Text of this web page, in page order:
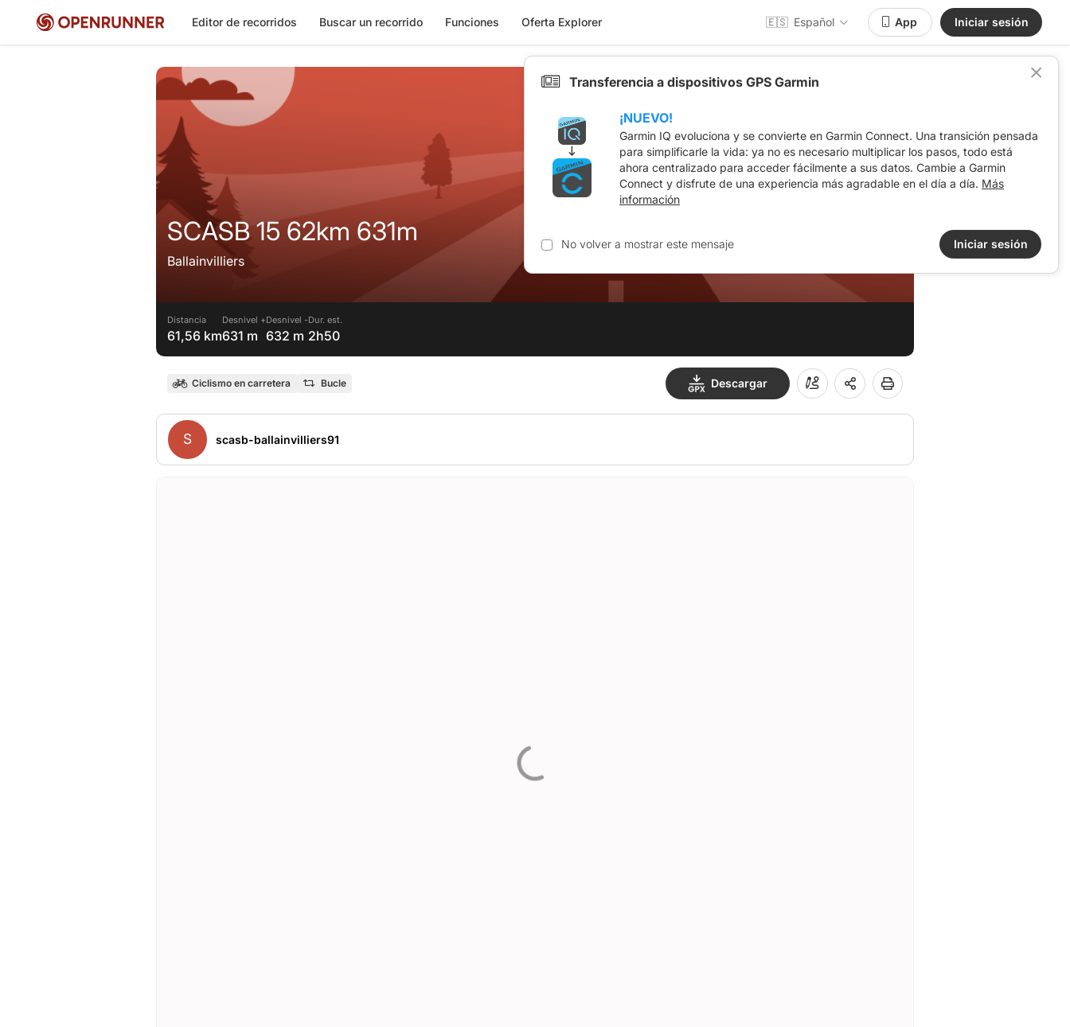
Editor de recorridos Buscar un recorrido Funciones Oferta Explorer 🇪🇸 Español App Iniciar sesión
SCASB 15 62km 631m
Ballainvilliers
Distancia
61,56 km
Desnivel +
631 m
Desnivel -
632 m
Dur. est.
2h50
Ciclismo en carretera Bucle Descargar
S scasb-ballainvilliers91
Transferencia a dispositivos GPS Garmin
¡NUEVO!
Garmin IQ evoluciona y se convierte en Garmin Connect. Una transición pensada
para simplificarle la vida: ya no es necesario multiplicar los pasos, todo está
ahora centralizado para acceder fácilmente a sus datos. Cambie a Garmin
Connect y disfrute de una experiencia más agradable en el día a día. Más
información
No volver a mostrar este mensaje Iniciar sesión